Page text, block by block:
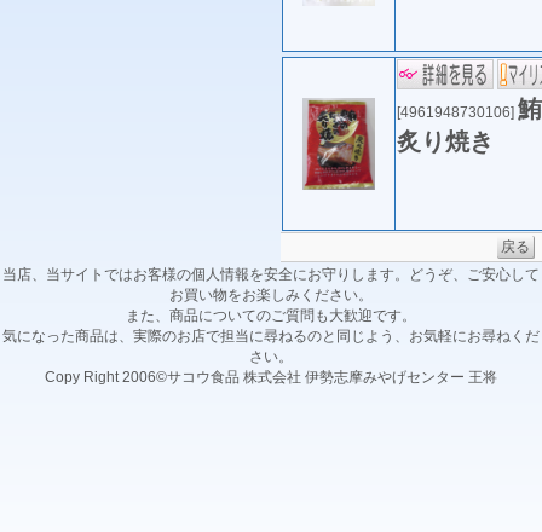
[4961948730106]
炙り焼き
戻る
当店、当サイトではお客様の個人情報を安全にお守りします。どうぞ、ご安心して
お買い物をお楽しみください。
また、商品についてのご質問も大歓迎です。
気になった商品は、実際のお店で担当に尋ねるのと同じよう、お気軽にお尋ねくだ
さい。
Copy Right 2006©サコウ食品 株式会社 伊勢志摩みやげセンター 王将